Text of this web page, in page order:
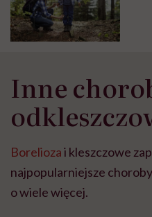
Inne
Boreliozai kleszczowe
najpopularniejsze
o wiele więcej.